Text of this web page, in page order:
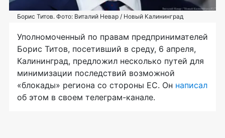
Борис Титов. Фото: Виталий Невар / Новый Калининград
Уполномоченный по правам предпринимателей
Борис Титов, посетивший в среду, 6 апреля,
Калининград, предложил несколько путей для
минимизации последствий возможной
«блокады» региона со стороны ЕС. Он написал
об этом в своем телеграм-канале.